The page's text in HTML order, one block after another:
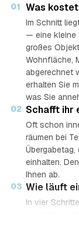
01 Was
Im Schnitt
— eine kleine
großes
Wohnfläche,
abgerechnet
erhalten Sie
was Sie
02 Schafft ihr
Oft schon
räumen bei
einhalten.
Ihnen ab.
03 Wie läuft
In vier